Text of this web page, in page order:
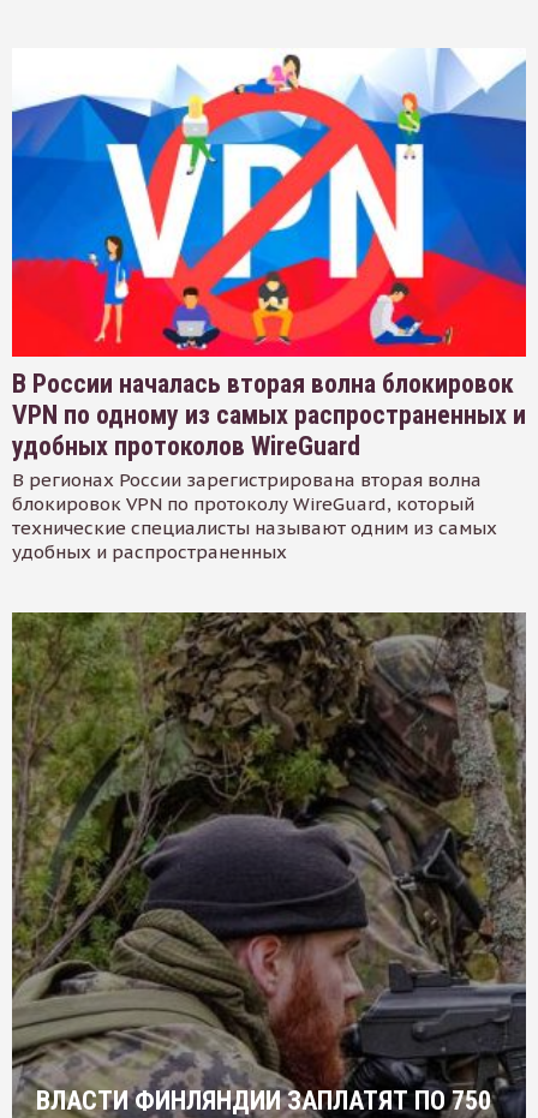
В России началась вторая волна блокировок
VPN по одному из самых распространенных и
удобных протоколов WireGuard
В регионах России зарегистрирована вторая волна
блокировок VPN по протоколу WireGuard, который
технические специалисты называют одним из самых
удобных и распространенных
ВЛАСТИ ФИНЛЯНДИИ ЗАПЛАТЯТ ПО 750